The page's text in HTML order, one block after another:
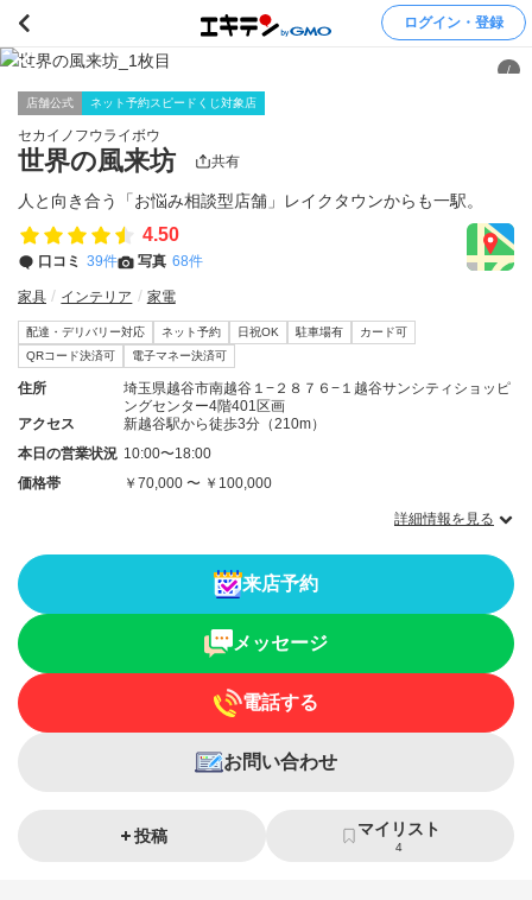
ログイン・登録
/
店舗公式 ネット予約スピードくじ対象店
セカイノフウライボウ
世界の風来坊 共有
人と向き合う「お悩み相談型店舗」レイクタウンからも一駅。
4.50
口コミ 39件 写真 68件
家具 インテリア 家電
配達・デリバリー対応 ネット予約 日祝OK 駐車場有
カード可
QRコード決済可
電子マネー決済可
住所
埼玉県越谷市南越谷１−２８７６−１越谷サンシティショッピ
ングセンター4階401区画
アクセス
新越谷駅から徒歩3分（210m）
本日の営業状況 10:00〜18:00
価格帯
￥70,000 〜 ￥100,000
詳細情報を見る
来店予約
メッセージ
電話する
お問い合わせ
投稿 マイリスト
4